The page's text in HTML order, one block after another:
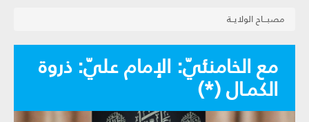
مصبـــاح الولايــة
مع الخامنئيّ: الإمام عليّ: ذروة
الكمـال (*)